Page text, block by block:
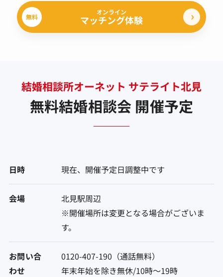
無料
オンライン
マッチング体験
結婚相談所オーネット サテライト北見
無料結婚相談会 開催予定
日時 現在、開催予定日調整中です
会場
北見駅周辺
※開催場所は変更となる場合がございま
す。
お問い合
わせ
0120-407-190（通話無料）
年末年始を除き無休/10時～19時